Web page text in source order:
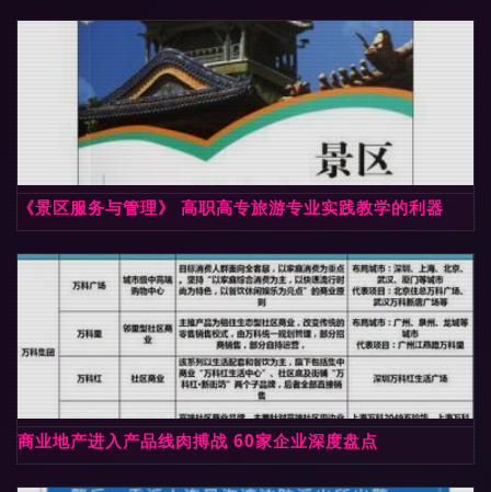
《景区服务与管理》 高职高专旅游专业实践教学的利器
商业地产进入产品线肉搏战 60家企业深度盘点